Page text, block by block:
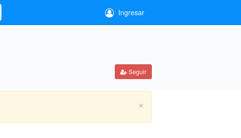
Ingresar
Seguir
×